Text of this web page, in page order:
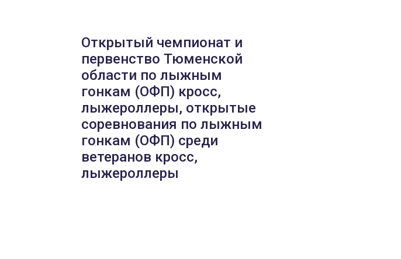
Открытый чемпионат и
первенство Тюменской
области по лыжным
гонкам (ОФП) кросс,
лыжероллеры, открытые
соревнования по лыжным
гонкам (ОФП) среди
ветеранов кросс,
лыжероллеры